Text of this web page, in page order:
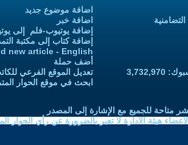
اضافة موضوع جديد
اضافة خبر
إضافة يوتيوب-فلم إلى
إضافة كتاب إلى مكتبة
new article - English
أضف حملة
تعديل الموقع الفرعي
ابحث في موقع الحوار
متاحة للجميع مع الإشارة إلى المصدر
هيئة الادارة لا تعبر بالضرورة عن رأي الحوار